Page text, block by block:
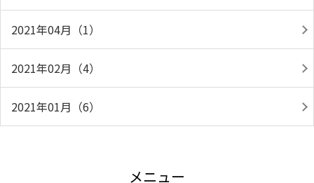
2021年04月（1）
2021年02月（4）
2021年01月（6）
メニュー